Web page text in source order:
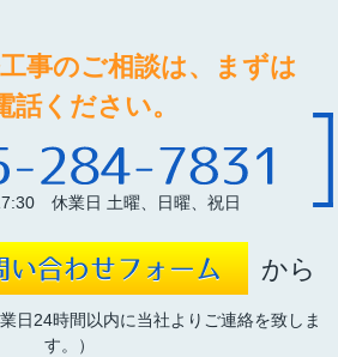
事のご相談は、まずは
話ください。
休業日 土曜、日曜、祝日
い合わせフォーム から
日24時間以内に当社よりご連絡を致しま
す。）